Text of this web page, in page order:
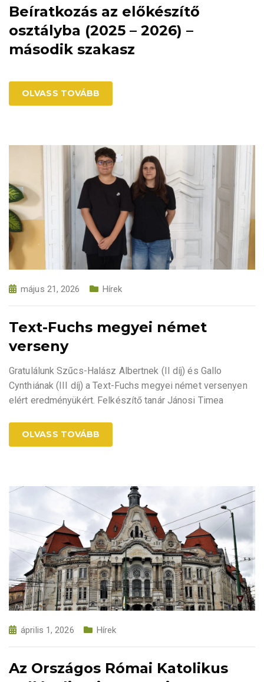
Beíratkozás az előkészítő
osztályba (2025 – 2026) –
második szakasz
OLVASS TOVÁBB
május 21, 2026 Hírek
Text-Fuchs megyei német
verseny
Gratulálunk Szűcs-Halász Albertnek (II díj) és Gallo
Cynthiának (III díj) a Text-Fuchs megyei német versenyen
elért eredményükért. Felkészítő tanár Jánosi Timea
OLVASS TOVÁBB
április 1, 2026 Hírek
Az Országos Római Katolikus